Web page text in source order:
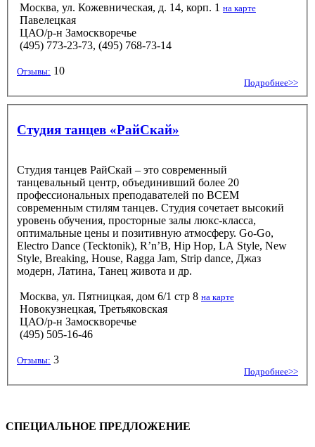
Москва, ул. Кожевническая, д. 14, корп. 1 на карте
Павелецкая
ЦАО/р-н Замоскворечье
(495) 773-23-73, (495) 768-73-14
Отзывы: 10
Подробнее>>
Студия танцев «РайСкай»
Студия танцев РайСкай – это современный
танцевальный центр, объединивший более 20
профессиональных преподавателей по ВСЕМ
современным стилям танцев. Студия сочетает высокий
уровень обучения, просторные залы люкс-класса,
оптимальные цены и позитивную атмосферу. Go-Go,
Electro Dance (Tecktonik), R’n’B, Hip Hop, LA Style, New
Style, Breaking, House, Ragga Jam, Strip dance, Джаз
модерн, Латина, Танец живота и др.
Москва, ул. Пятницкая, дом 6/1 стр 8 на карте
Новокузнецкая, Третьяковская
ЦАО/р-н Замоскворечье
(495) 505-16-46
Отзывы: 3
Подробнее>>
СПЕЦИАЛЬНОЕ ПРЕДЛОЖЕНИЕ